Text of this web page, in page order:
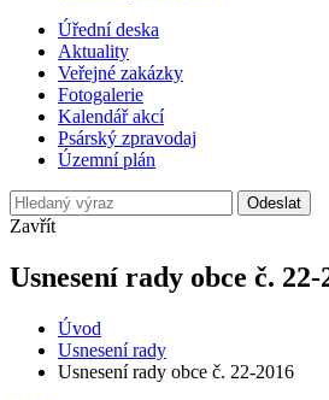
Úřední deska
Aktuality
Veřejné zakázky
Fotogalerie
Kalendář akcí
Psárský zpravodaj
Územní plán
Odeslat
Zavřít
Usnesení rady obce č. 22-
Úvod
Usnesení rady
Usnesení rady obce č. 22-2016